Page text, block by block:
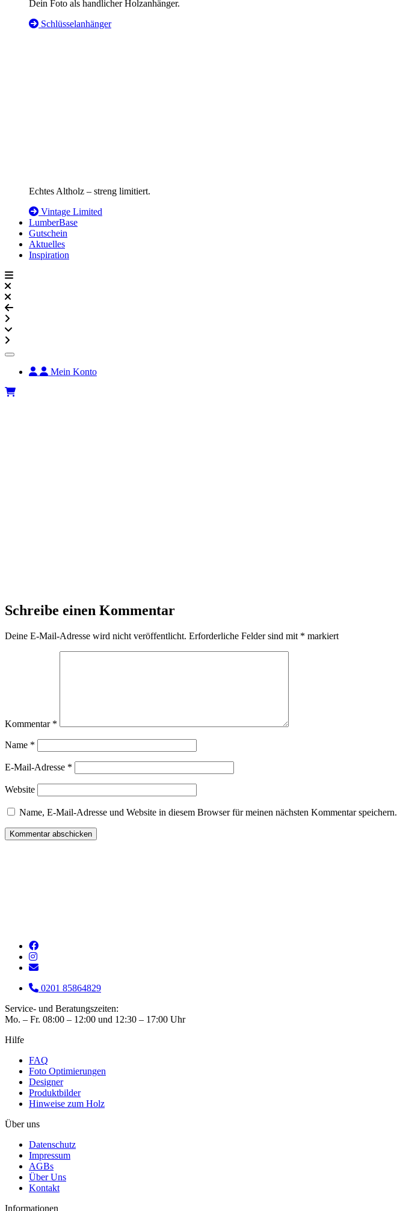
Dein Foto als handlicher Holzanhänger.
Schlüsselanhänger
Echtes Altholz – streng limitiert.
Vintage Limited
LumberBase
Gutschein
Aktuelles
Inspiration
Mein Konto
Schreibe einen Kommentar
Deine E-Mail-Adresse wird nicht veröffentlicht. Erforderliche Felder sind mit * markiert
Kommentar *
Name *
E-Mail-Adresse *
Website
Name, E-Mail-Adresse und Website in diesem Browser für meinen nächsten Kommentar speichern.
0201 85864829
Service- und Beratungszeiten:
Mo. – Fr. 08:00 – 12:00 und 12:30 – 17:00 Uhr
Hilfe
FAQ
Foto Optimierungen
Designer
Produktbilder
Hinweise zum Holz
Über uns
Datenschutz
Impressum
AGBs
Über Uns
Kontakt
Informationen